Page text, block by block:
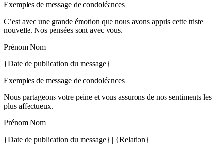
Exemples de message de condoléances
C’est avec une grande émotion que nous avons appris cette triste
nouvelle. Nos pensées sont avec vous.
Prénom Nom
{Date de publication du message}
Exemples de message de condoléances
Nous partageons votre peine et vous assurons de nos sentiments les
plus affectueux.
Prénom Nom
{Date de publication du message} | {Relation}